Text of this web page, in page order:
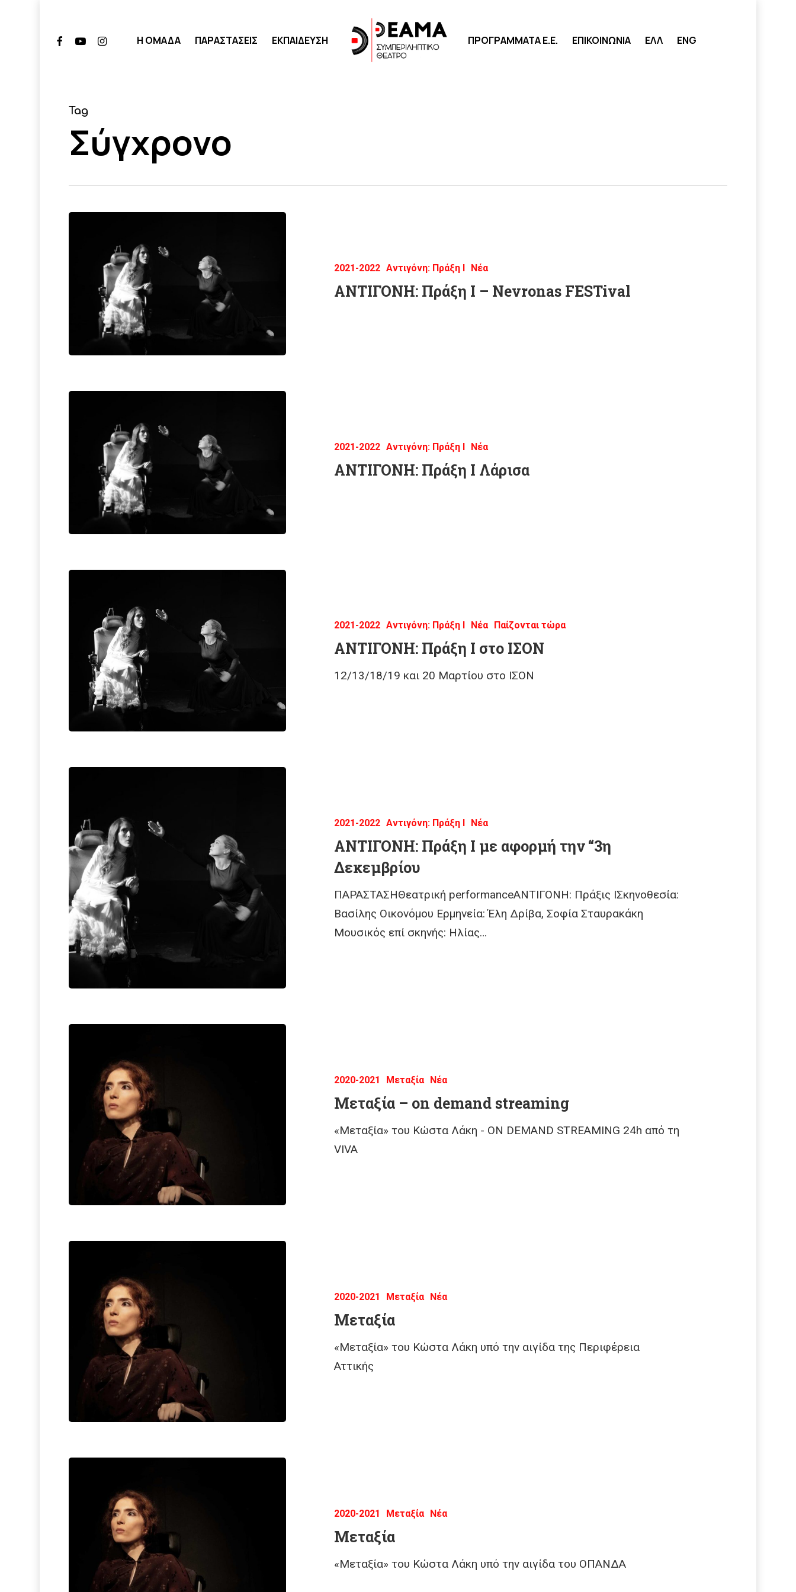
Hit enter to search or ESC to close
Η ΟΜΑΔΑ ΠΑΡΑΣΤΑΣΕΙΣ ΕΚΠΑΙΔΕΥΣΗ ΠΡΟΓΡΑΜΜΑΤΑ Ε.Ε. ΕΠΙΚΟΙΝΩΝΙΑ ΕΛΛ ENG
FacebookYoutubeInstagram
Tag
Σύγχρονο
2021-2022 Αντιγόνη: Πράξη Ι Νέα
ΑΝΤΙΓΟΝΗ: Πράξη Ι – Nevronas FESTival
2021-2022 Αντιγόνη: Πράξη Ι Νέα
ΑΝΤΙΓΟΝΗ: Πράξη Ι Λάρισα
2021-2022 Αντιγόνη: Πράξη Ι Νέα Παίζονται τώρα
ΑΝΤΙΓΟΝΗ: Πράξη Ι στο ΙΣΟΝ
12/13/18/19 και 20 Μαρτίου στο ΙΣΟΝ
2021-2022 Αντιγόνη: Πράξη Ι Νέα
ΑΝΤΙΓΟΝΗ: Πράξη Ι με αφορμή την “3η
Δεκεμβρίου
ΠΑΡΑΣΤΑΣΗΘεατρική performanceΑΝΤΙΓΟΝΗ: Πράξις ΙΣκηνοθεσία:
Βασίλης Οικονόμου Ερμηνεία: Έλη Δρίβα, Σοφία Σταυρακάκη
Μουσικός επί σκηνής: Ηλίας…
2020-2021 Μεταξία Νέα
Μεταξία – on demand streaming
«Μεταξία» του Κώστα Λάκη - ΟΝ DEMAND STREAMING 24h από τη
VIVA
2020-2021 Μεταξία Νέα
Μεταξία
«Μεταξία» του Κώστα Λάκη υπό την αιγίδα της Περιφέρεια
Αττικής
2020-2021 Μεταξία Νέα
Μεταξία
«Μεταξία» του Κώστα Λάκη υπό την αιγίδα του ΟΠΑΝΔΑ